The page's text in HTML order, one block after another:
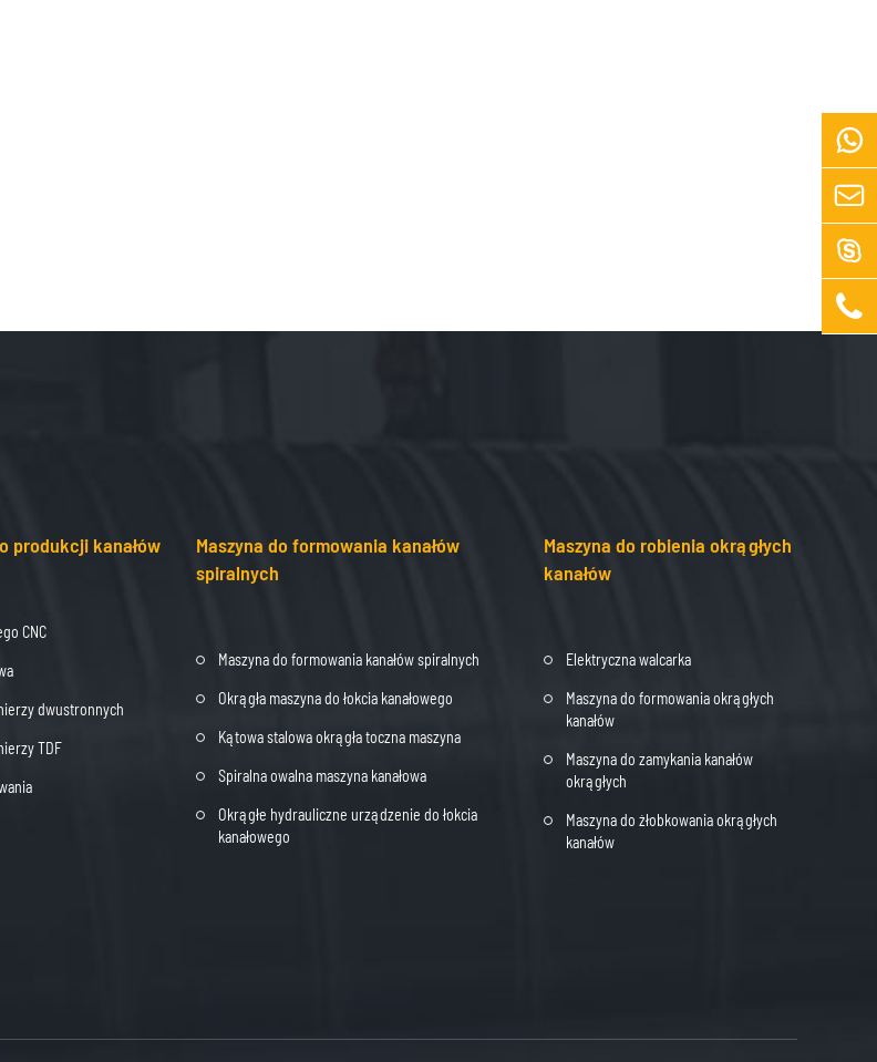
produkcji kanałów
CNC
dwustronnych
TDF
Maszyna do formowania kanałów
spiralnych
Maszyna do formowania kanałów spiralnych
Okrągła maszyna do łokcia kanałowego
Kątowa stalowa okrągła toczna maszyna
Spiralna owalna maszyna kanałowa
Okrągłe hydrauliczne urządzenie do łokcia
kanałowego
Maszyna do robienia okrągłych
kanałów
Elektryczna walcarka
Maszyna do formowania okrągłych
kanałów
Maszyna do zamykania kanałów
okrągłych
Maszyna do żłobkowania okrągłych
kanałów



